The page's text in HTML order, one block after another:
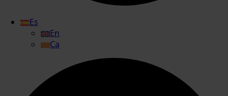
Es
En
Ca